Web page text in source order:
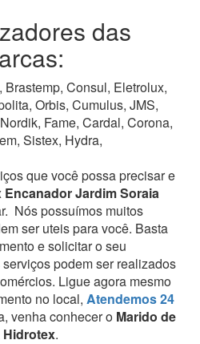
das
Consul, Eletrolux,
Orbis, Cumulus, JMS,
Fame, Cardal, Corona,
Sistex, Hydra,
que você possa precisar e
Encanador Jardim Soraia
Nós possuímos muitos
ser uteis para você. Basta
e solicitar o seu
podem ser realizados
Ligue agora mesmo
no local, Atendemos 24
venha conhecer o Marido de
.